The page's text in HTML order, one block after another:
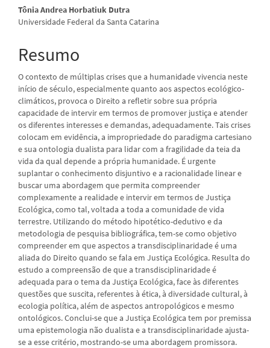
Conteúdo
do
artigo
principal
Tônia Andrea Horbatiuk Dutra
Universidade Federal da Santa Catarina
Resumo
O contexto de múltiplas crises que a humanidade vivencia neste
início de século, especialmente quanto aos aspectos ecológico-
climáticos, provoca o Direito a refletir sobre sua própria
capacidade de intervir em termos de promover justiça e atender
os diferentes interesses e demandas, adequadamente. Tais crises
colocam em evidência, a impropriedade do paradigma cartesiano
e sua ontologia dualista para lidar com a fragilidade da teia da
vida da qual depende a própria humanidade. É urgente
suplantar o conhecimento disjuntivo e a racionalidade linear e
buscar uma abordagem que permita compreender
complexamente a realidade e intervir em termos de Justiça
Ecológica, como tal, voltada a toda a comunidade de vida
terrestre. Utilizando do método hipotético-dedutivo e da
metodologia de pesquisa bibliográfica, tem-se como objetivo
compreender em que aspectos a transdisciplinaridade é uma
aliada do Direito quando se fala em Justiça Ecológica. Resulta do
estudo a compreensão de que a transdisciplinaridade é
adequada para o tema da Justiça Ecológica, face às diferentes
questões que suscita, referentes à ética, à diversidade cultural, à
ecologia política, além de aspectos antropológicos e mesmo
ontológicos. Conclui-se que a Justiça Ecológica tem por premissa
uma epistemologia não dualista e a transdisciplinaridade ajusta-
se a esse critério, mostrando-se uma abordagem promissora.